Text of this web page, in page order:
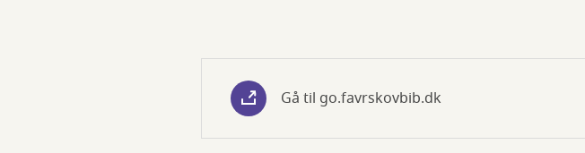
Gå til go.favrskovbib.dk